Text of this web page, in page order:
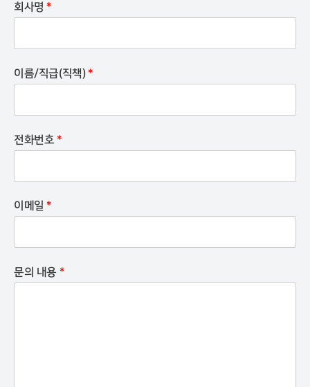
회사명*
이름/직급(직책)*
전화번호 *
이메일*
문의 내용 *